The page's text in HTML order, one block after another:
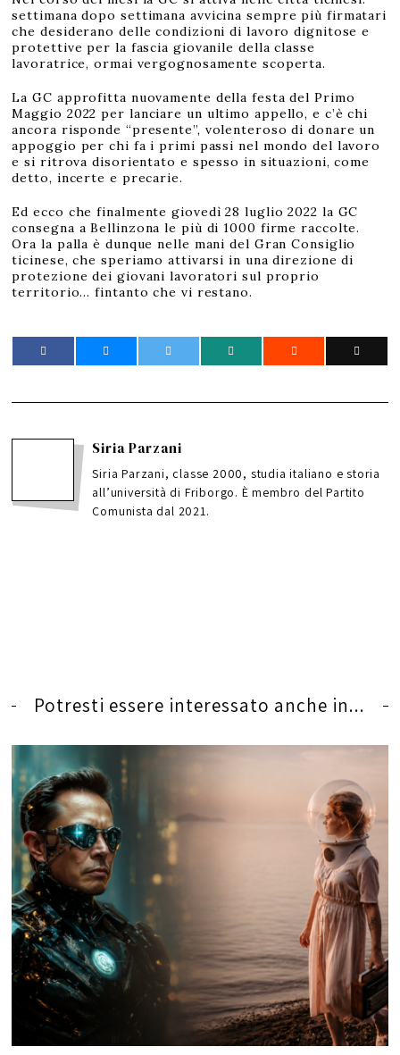
settimana dopo settimana avvicina sempre più firmatari
che desiderano delle condizioni di lavoro dignitose e
protettive per la fascia giovanile della classe
lavoratrice, ormai vergognosamente scoperta.
La GC approfitta nuovamente della festa del Primo
Maggio 2022 per lanciare un ultimo appello, e c’è chi
ancora risponde “presente”, volenteroso di donare un
appoggio per chi fa i primi passi nel mondo del lavoro
e si ritrova disorientato e spesso in situazioni, come
detto, incerte e precarie.
Ed ecco che finalmente giovedì 28 luglio 2022 la GC
consegna a Bellinzona le più di 1000 firme raccolte.
Ora la palla è dunque nelle mani del Gran Consiglio
ticinese, che speriamo attivarsi in una direzione di
protezione dei giovani lavoratori sul proprio
territorio… fintanto che vi restano.
Siria Parzani
Siria Parzani, classe 2000, studia italiano e storia
all’università di Friborgo. È membro del Partito
Comunista dal 2021.
Potresti essere interessato anche in...